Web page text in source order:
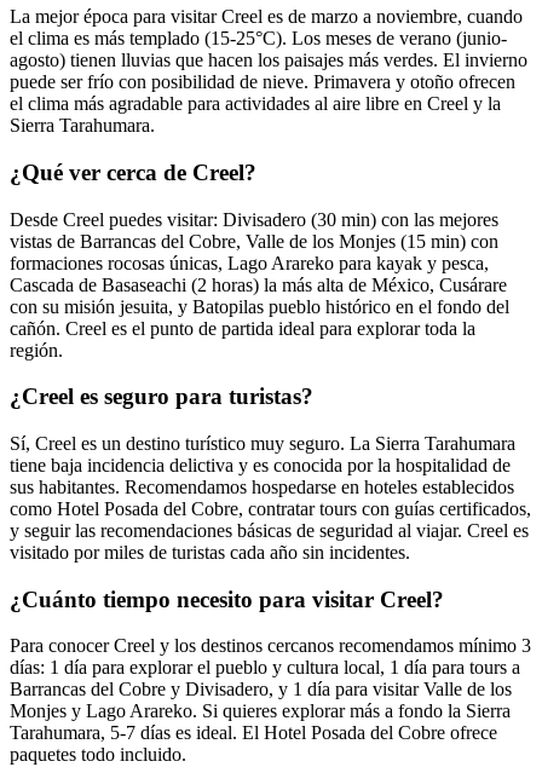
La mejor época para visitar Creel es de marzo a noviembre, cuando
el clima es más templado (15-25°C). Los meses de verano (junio-
agosto) tienen lluvias que hacen los paisajes más verdes. El invierno
puede ser frío con posibilidad de nieve. Primavera y otoño ofrecen
el clima más agradable para actividades al aire libre en Creel y la
Sierra Tarahumara.
¿Qué ver cerca de Creel?
Desde Creel puedes visitar: Divisadero (30 min) con las mejores
vistas de Barrancas del Cobre, Valle de los Monjes (15 min) con
formaciones rocosas únicas, Lago Arareko para kayak y pesca,
Cascada de Basaseachi (2 horas) la más alta de México, Cusárare
con su misión jesuita, y Batopilas pueblo histórico en el fondo del
cañón. Creel es el punto de partida ideal para explorar toda la
región.
¿Creel es seguro para turistas?
Sí, Creel es un destino turístico muy seguro. La Sierra Tarahumara
tiene baja incidencia delictiva y es conocida por la hospitalidad de
sus habitantes. Recomendamos hospedarse en hoteles establecidos
como Hotel Posada del Cobre, contratar tours con guías certificados,
y seguir las recomendaciones básicas de seguridad al viajar. Creel es
visitado por miles de turistas cada año sin incidentes.
¿Cuánto tiempo necesito para visitar Creel?
Para conocer Creel y los destinos cercanos recomendamos mínimo 3
días: 1 día para explorar el pueblo y cultura local, 1 día para tours a
Barrancas del Cobre y Divisadero, y 1 día para visitar Valle de los
Monjes y Lago Arareko. Si quieres explorar más a fondo la Sierra
Tarahumara, 5-7 días es ideal. El Hotel Posada del Cobre ofrece
paquetes todo incluido.